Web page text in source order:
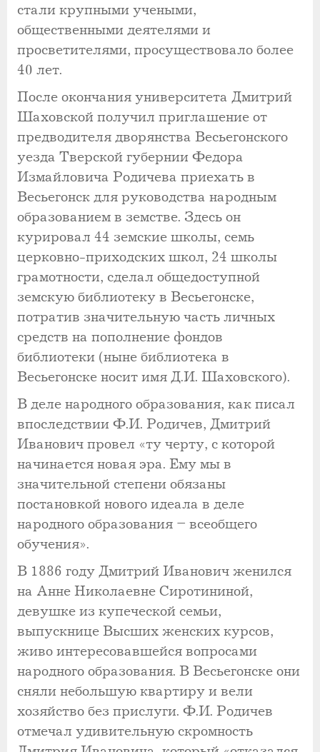
стали крупными учеными,
общественными деятелями и
просветителями, просуществовало более
40 лет.
После окончания университета Дмитрий
Шаховской получил приглашение от
предводителя дворянства Весьегонского
уезда Тверской губернии Федора
Измайловича Родичева приехать в
Весьегонск для руководства народным
образованием в земстве. Здесь он
курировал 44 земские школы, семь
церковно-приходских школ, 24 школы
грамотности, сделал общедоступной
земскую библиотеку в Весьегонске,
потратив значительную часть личных
средств на пополнение фондов
библиотеки (ныне библиотека в
Весьегонске носит имя Д.И. Шаховского).
В деле народного образования, как писал
впоследствии Ф.И. Родичев, Дмитрий
Иванович провел «ту черту, с которой
начинается новая эра. Ему мы в
значительной степени обязаны
постановкой нового идеала в деле
народного образования – всеобщего
обучения».
В 1886 году Дмитрий Иванович женился
на Анне Николаевне Сиротининой,
девушке из купеческой семьи,
выпускнице Высших женских курсов,
живо интересовавшейся вопросами
народного образования. В Весьегонске они
сняли небольшую квартиру и вели
хозяйство без прислуги. Ф.И. Родичев
отмечал удивительную скромность